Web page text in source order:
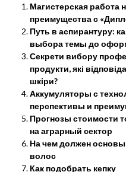
Магистерская работа
преимущества с
Путь в аспирантуру:
выбора темы до
Секрети вибору
продукти, які
шкіри?
Аккумуляторы с
перспективы и
Прогнозы стоимости
на аграрный сектор
На чем должен
волос
Как подобрать кепку